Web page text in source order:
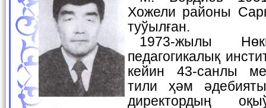
Хожели районы
туўылған.
1973-жылы Нөкис мәмлекетлик
педагогикалық
кейин 43-санлы
тили ҳәм
директордың